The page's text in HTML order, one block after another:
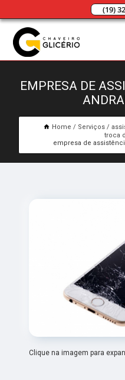
(19)
EMPRESA DE
Home Serviços
troca
empresa de
Clique na imagem para